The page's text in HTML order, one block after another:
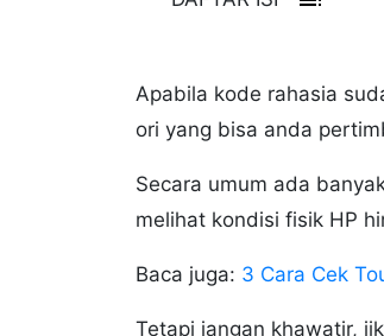
Apabila kode rahasia
ori yang bisa anda
Secara umum ada
melihat kondisi fisik HP
Baca juga: 3 Cara Cek
Tetapi jangan khawatir,